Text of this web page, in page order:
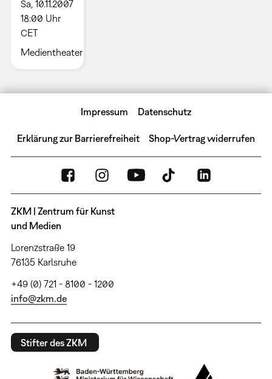
Sa, 10.11.2007
18:00 Uhr
CET
Medientheater
Impressum Datenschutz
Erklärung zur Barrierefreiheit Shop-Vertrag widerrufen
ZKM | Zentrum für Kunst
und Medien
Lorenzstraße 19
76135 Karlsruhe
+49 (0) 721 - 8100 - 1200
info@zkm.de
Stifter des ZKM